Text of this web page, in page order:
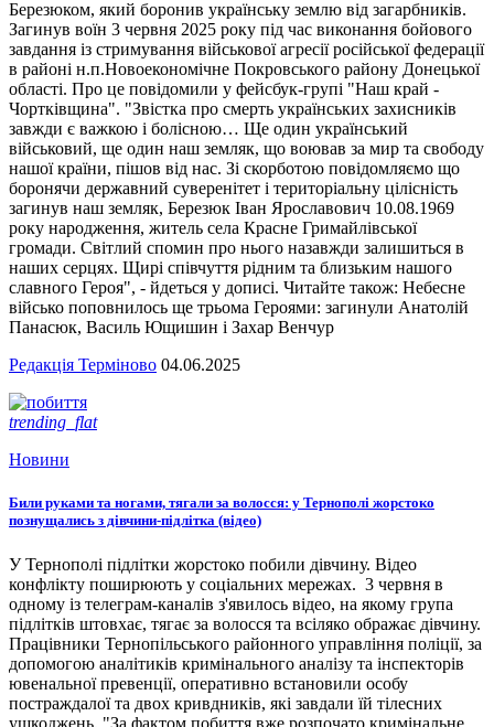
Березюком, який боронив українську землю від загарбників.
Загинув воїн 3 червня 2025 року під час виконання бойового
завдання із стримування військової агресії російської федерації
в районі н.п.Новоекономічне Покровського району Донецької
області. Про це повідомили у фейсбук-групі "Наш край -
Чортківщина". "Звістка про смерть українських захисників
завжди є важкою і болісною… Ще один український
військовий, ще один наш земляк, що воював за мир та свободу
нашої країни, пішов від нас. Зі скорботою повідомляємо що
боронячи державний суверенітет і територіальну цілісність
загинув наш земляк, Березюк Іван Ярославович 10.08.1969
року народження, житель села Красне Гримайлівської
громади. Світлий спомин про нього назавжди залишиться в
наших серцях. Щирі співчуття рідним та близьким нашого
славного Героя", - йдеться у дописі. Читайте також: Небесне
військо поповнилось ще трьома Героями: загинули Анатолій
Панасюк, Василь Ющишин і Захар Венчур
Редакція Терміново 04.06.2025
trending_flat
Новини
Били руками та ногами, тягали за волосся: у Тернополі жорстоко
познущались з дівчини-підлітка (відео)
У Тернополі підлітки жорстоко побили дівчину. Відео
конфлікту поширюють у соціальних мережах. 3 червня в
одному із телеграм-каналів з'явилось відео, на якому група
підлітків штовхає, тягає за волосся та всіляко ображає дівчину.
Працівники Тернопільського районного управління поліції, за
допомогою аналітиків кримінального аналізу та інспекторів
ювенальної превенції, оперативно встановили особу
постраждалої та двох кривдників, які завдали їй тілесних
ушкоджень. "За фактом побиття вже розпочато кримінальне